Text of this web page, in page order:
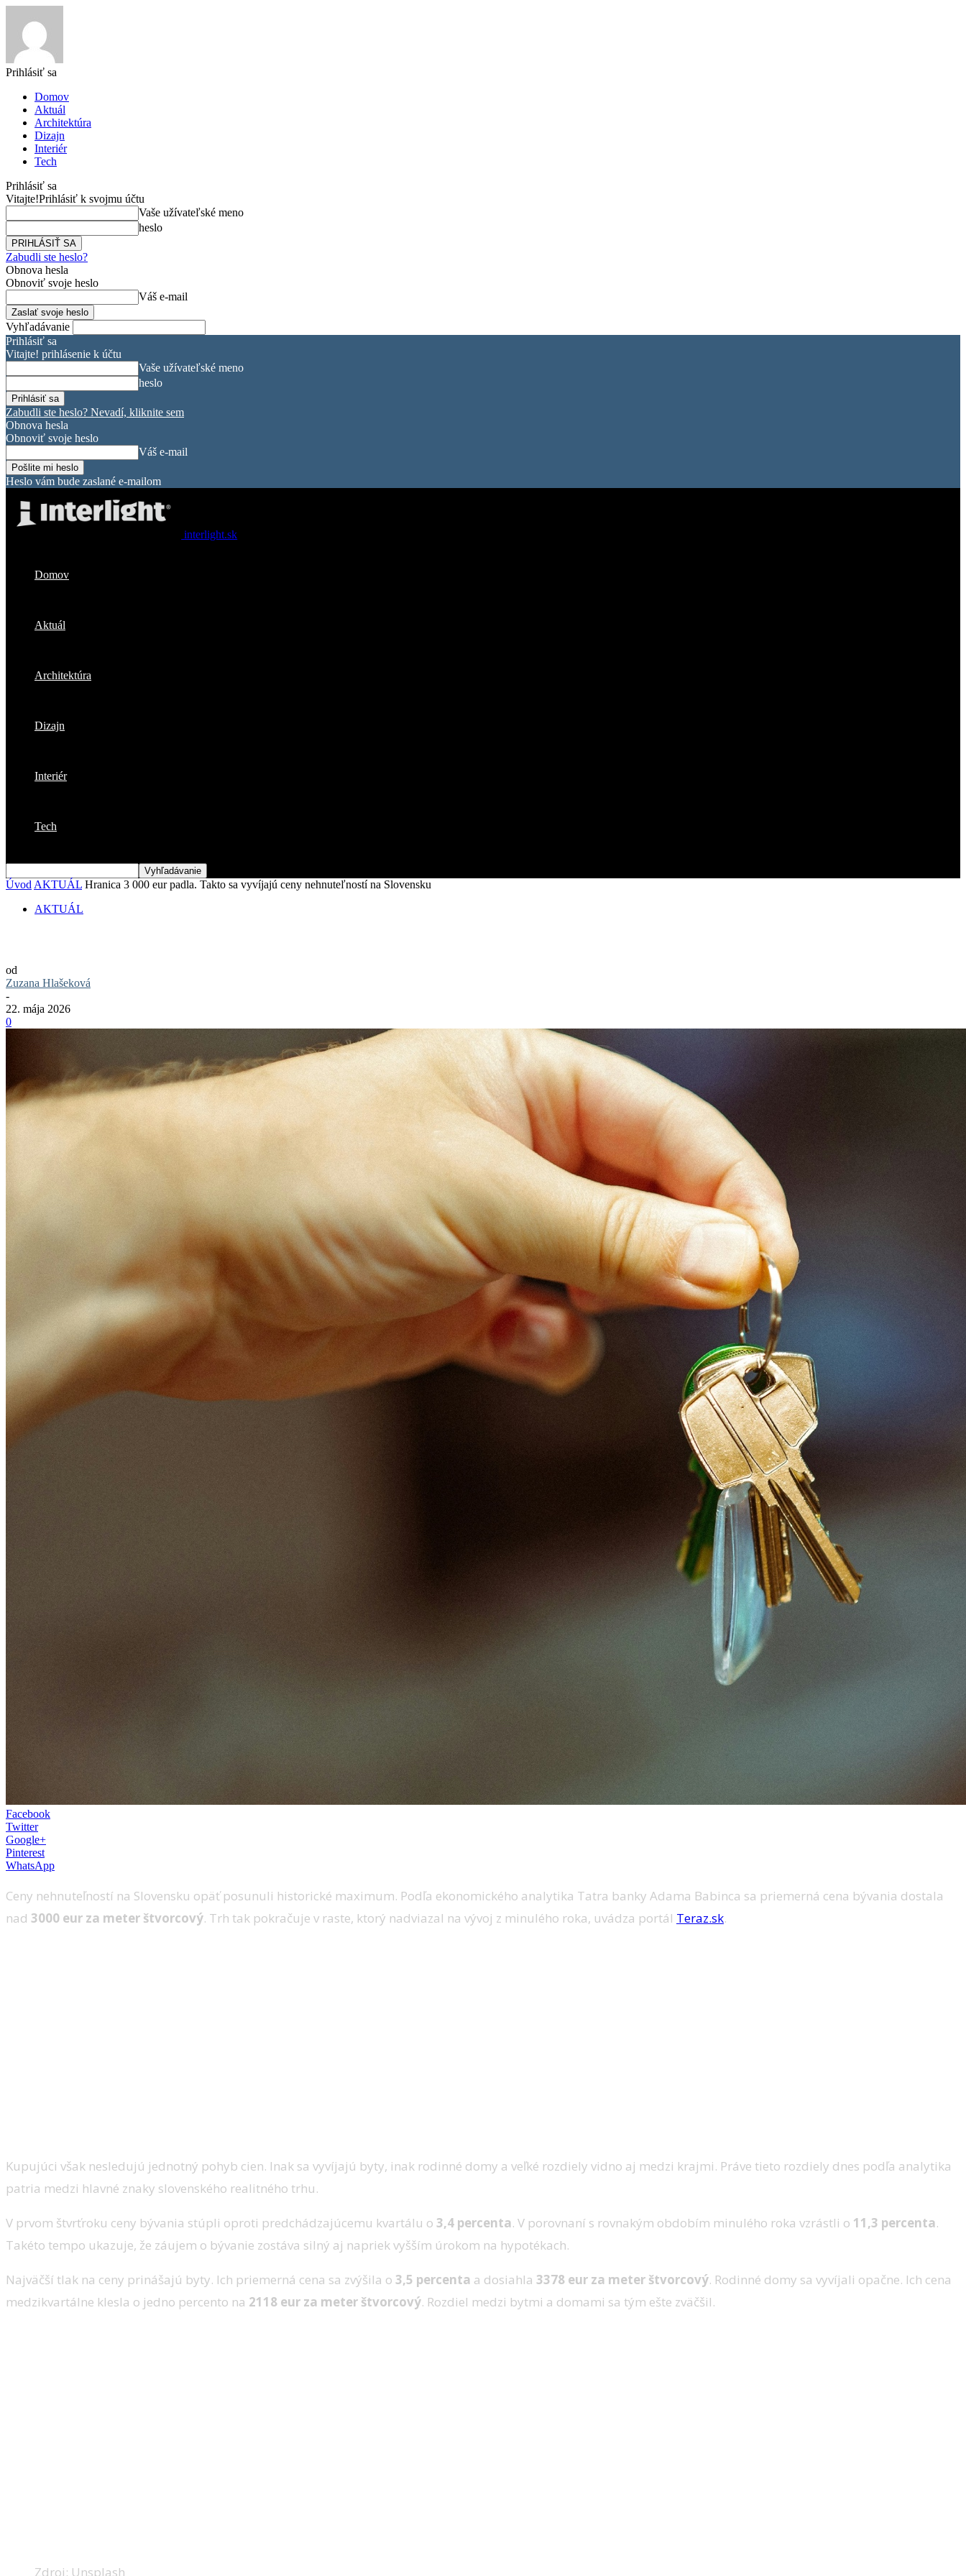
Prihlásiť sa
Domov
Aktuál
Architektúra
Dizajn
Interiér
Tech
Prihlásiť sa
Vitajte!Prihlásiť k svojmu účtu
Vaše užívateľské meno
heslo
Zabudli ste heslo?
Obnova hesla
Obnoviť svoje heslo
Váš e-mail
Vyhľadávanie
Prihlásiť sa
Vitajte! prihlásenie k účtu
Vaše užívateľské meno
heslo
Zabudli ste heslo? Nevadí, kliknite sem
Obnova hesla
Obnoviť svoje heslo
Váš e-mail
Heslo vám bude zaslané e-mailom
interlight.sk
Domov
Aktuál
Architektúra
Dizajn
Interiér
Tech
Úvod AKTUÁL Hranica 3 000 eur padla. Takto sa vyvíjajú ceny nehnuteľností na Slovensku
AKTUÁL
od
Zuzana Hlašeková
-
22. mája 2026
0
Facebook
Twitter
Google+
Pinterest
WhatsApp
Ceny nehnuteľností na Slovensku opäť posunuli historické maximum. Podľa ekonomického analytika Tatra banky Adama Babinca sa priemerná cena bývania dostala
nad 3000 eur za meter štvorcový. Trh tak pokračuje v raste, ktorý nadviazal na vývoj z minulého roka, uvádza portál Teraz.sk.
Kupujúci však nesledujú jednotný pohyb cien. Inak sa vyvíjajú byty, inak rodinné domy a veľké rozdiely vidno aj medzi krajmi. Práve tieto rozdiely dnes podľa analytika
patria medzi hlavné znaky slovenského realitného trhu.
V prvom štvrťroku ceny bývania stúpli oproti predchádzajúcemu kvartálu o 3,4 percenta. V porovnaní s rovnakým obdobím minulého roka vzrástli o 11,3 percenta.
Takéto tempo ukazuje, že záujem o bývanie zostáva silný aj napriek vyšším úrokom na hypotékach.
Najväčší tlak na ceny prinášajú byty. Ich priemerná cena sa zvýšila o 3,5 percenta a dosiahla 3378 eur za meter štvorcový. Rodinné domy sa vyvíjali opačne. Ich cena
medzikvartálne klesla o jedno percento na 2118 eur za meter štvorcový. Rozdiel medzi bytmi a domami sa tým ešte zväčšil.
Zdroj: Unsplash